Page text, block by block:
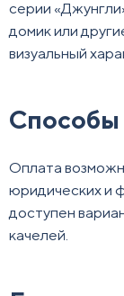
серии
домик или
визуальный
Способы
Оплата
юридических и
доступен
качелей.